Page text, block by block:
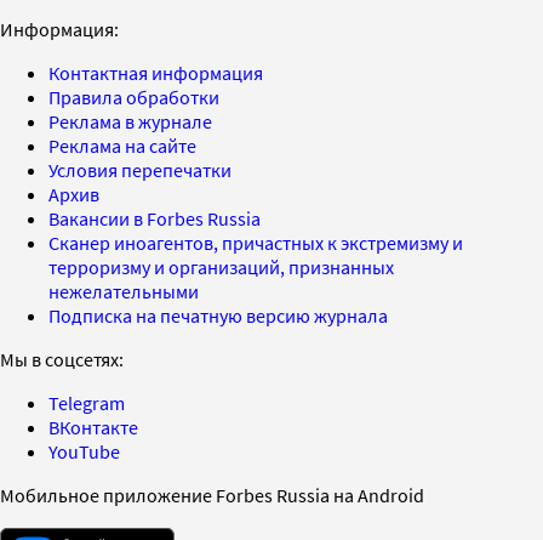
Информация:
Контактная информация
Правила обработки
Реклама в журнале
Реклама на сайте
Условия перепечатки
Архив
Вакансии в Forbes Russia
Сканер иноагентов, причастных к экстремизму и
терроризму и организаций, признанных
нежелательными
Подписка на печатную версию журнала
Мы в соцсетях:
Telegram
ВКонтакте
YouTube
Мобильное приложение Forbes Russia на Android